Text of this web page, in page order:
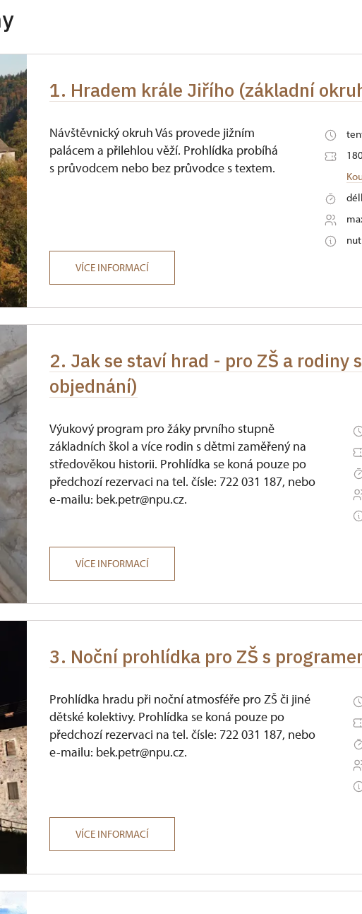
a 1 osoba)
držitel)
neposkytuje se
neposkytuje se
neposkytuje se
1. Hradem krále Jiřího (základní
Návštěvnický okruh Vás provede jižním
palácem a přilehlou věží. Prohlídka probíhá
s průvodcem nebo bez průvodce s textem.
VÍCE INFORMACÍ
2. Jak se staví hrad - pro ZŠ a rodiny
objednání)
Výukový program pro žáky prvního stupně
základních škol a více rodin s dětmi zaměřený na
středověkou historii. Prohlídka se koná pouze po
předchozí rezervaci na tel. čísle: 722 031 187, nebo
e-mailu: bek.petr@npu.cz.
VÍCE INFORMACÍ
3. Noční prohlídka pro ZŠ s
Prohlídka hradu při noční atmosféře pro ZŠ či jiné
dětské kolektivy. Prohlídka se koná pouze po
předchozí rezervaci na tel. čísle: 722 031 187, nebo
e-mailu: bek.petr@npu.cz.
VÍCE INFORMACÍ